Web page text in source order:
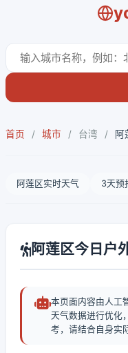
首页 / 城市 / 台湾 / 阿
阿莲区实时天气 3天预
阿莲区今日户
本页面内容由人工
天气数据进行优化
考，请结合自身实